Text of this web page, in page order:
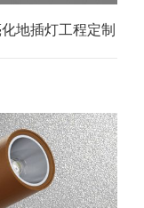
地插灯工程定制